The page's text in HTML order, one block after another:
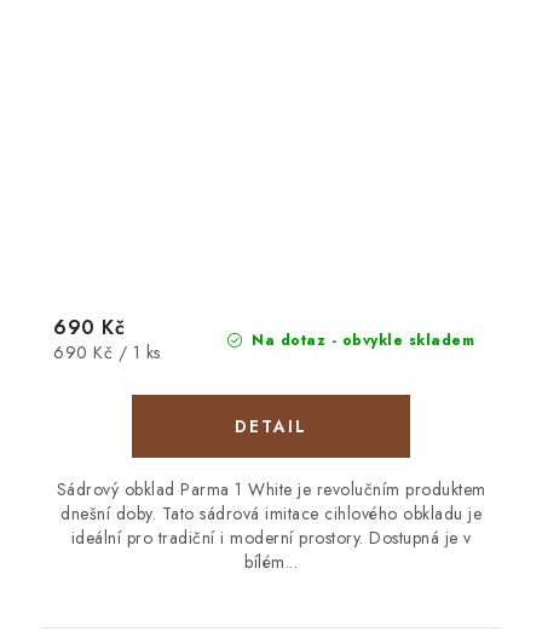
Na dotaz - obvykle skladem
690 Kč
Měrná
690 Kč / 1 ks
Sádrový obklad Parma 1 White je revolučním produktem
dnešní doby. Tato sádrová imitace cihlového obkladu je
ideální pro tradiční i moderní prostory. Dostupná je v
bílém...